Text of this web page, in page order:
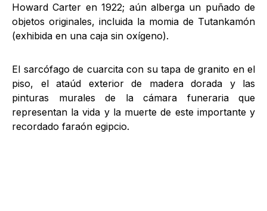
Howard Carter en 1922; aún alberga un puñado de
objetos originales, incluida la momia de Tutankamón
(exhibida en una caja sin oxígeno).
El sarcófago de cuarcita con su tapa de granito en el
piso, el ataúd exterior de madera dorada y las
pinturas murales de la cámara funeraria que
representan la vida y la muerte de este importante y
recordado faraón egipcio.